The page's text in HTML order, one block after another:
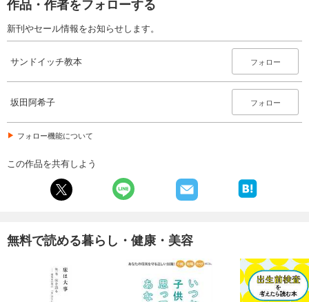
作品・作者をフォローする
新刊やセール情報をお知らせします。
サンドイッチ教本 フォロー
坂田阿希子 フォロー
フォロー機能について
この作品を共有しよう
無料で読める暮らし・健康・美容